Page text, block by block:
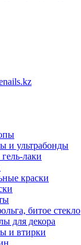
и ультрабонды
лаки
краски
битое стекло
для декора
и втирки